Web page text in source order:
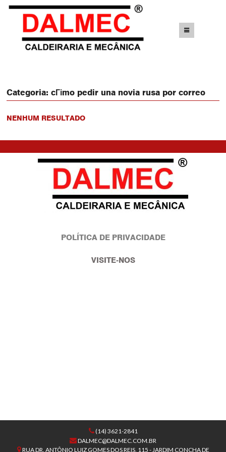
Categoria:cГіmo pedir una novia rusa por correo
NENHUM RESULTADO
POLÍTICA DE PRIVACIDADE
VISITE-NOS
(14) 3621-2841
DALMEC@DALMEC.COM.BR
RUA DR. ANTÔNIO LUIZ GOMES DOS REIS, 115 - JARDIM CONCHA DE